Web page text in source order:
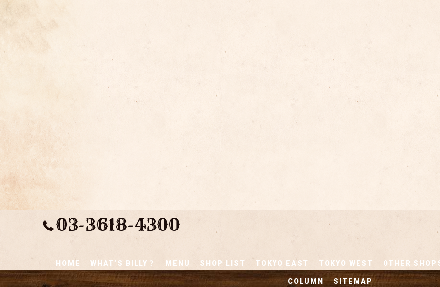
03-3618-4300
HOME WHAT’S BILLY？ MENU SHOP LIST TOKYO EAST TOKYO WEST OTHER
COLUMN SITEMAP